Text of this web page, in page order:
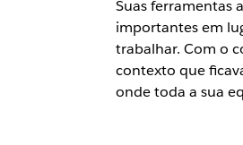
Suas ferramentas
importantes em
trabalhar. Com o
contexto que
onde toda a sua